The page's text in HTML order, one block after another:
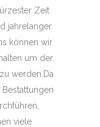
Zeit
jahrelanger
können wir
um der
werden.Da
viele